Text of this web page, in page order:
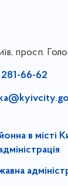
просп.
66-62
в місті